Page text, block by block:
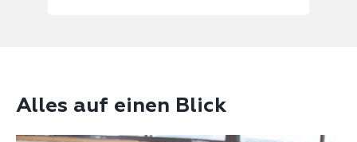
Alles auf einen Blick